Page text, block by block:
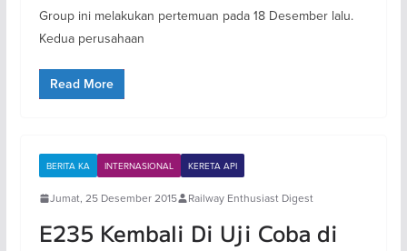
Group ini melakukan pertemuan pada 18 Desember lalu.
Kedua perusahaan
Read More
BERITA KA INTERNASIONAL KERETA API
Jumat, 25 Desember 2015 Railway Enthusiast Digest
E235 Kembali Di Uji Coba di